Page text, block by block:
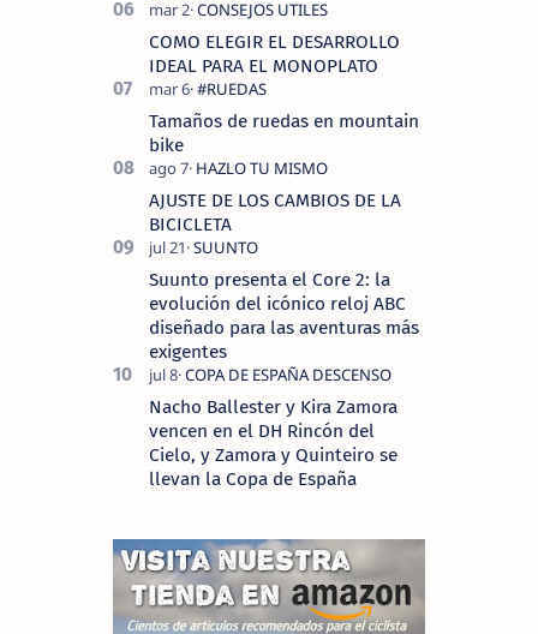
COMO ELEGIR EL DESARROLLO
IDEAL PARA EL MONOPLATO
Tamaños de ruedas en mountain
bike
AJUSTE DE LOS CAMBIOS DE LA
BICICLETA
Suunto presenta el Core 2: la
evolución del icónico reloj ABC
diseñado para las aventuras más
exigentes
Nacho Ballester y Kira Zamora
vencen en el DH Rincón del
Cielo, y Zamora y Quinteiro se
llevan la Copa de España